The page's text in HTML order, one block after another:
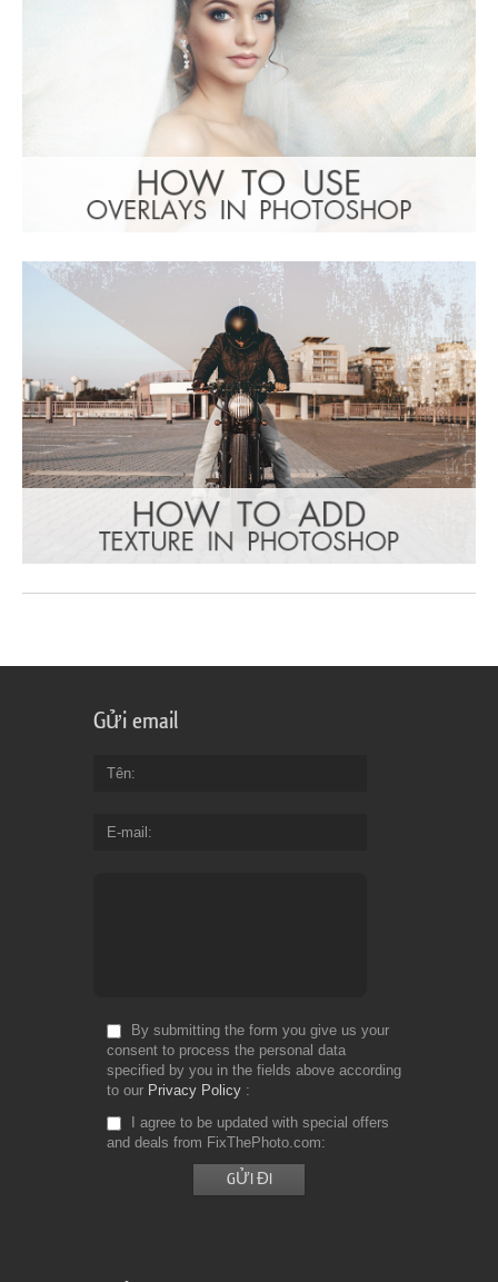
Gửi email
Tên
E-mail
By submitting the form you give us your
consent to process the personal data
specified by you in the fields above according
to our Privacy Policy
I agree to be updated with special offers
and deals from FixThePhoto.com